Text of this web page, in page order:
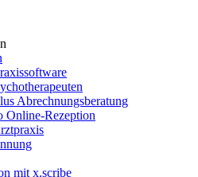
Abrechnungsberatung
Online-Rezeption
mit x.scribe